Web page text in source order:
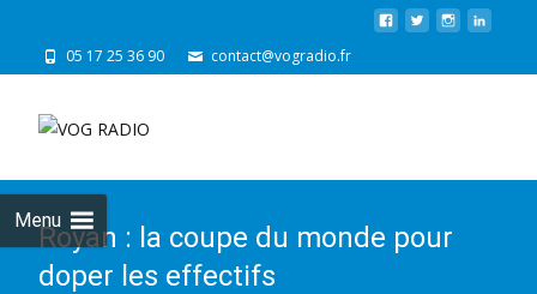
05 17 25 36 90 contact@vogradio.fr
Menu
Royan : la coupe du monde pour
doper les effectifs